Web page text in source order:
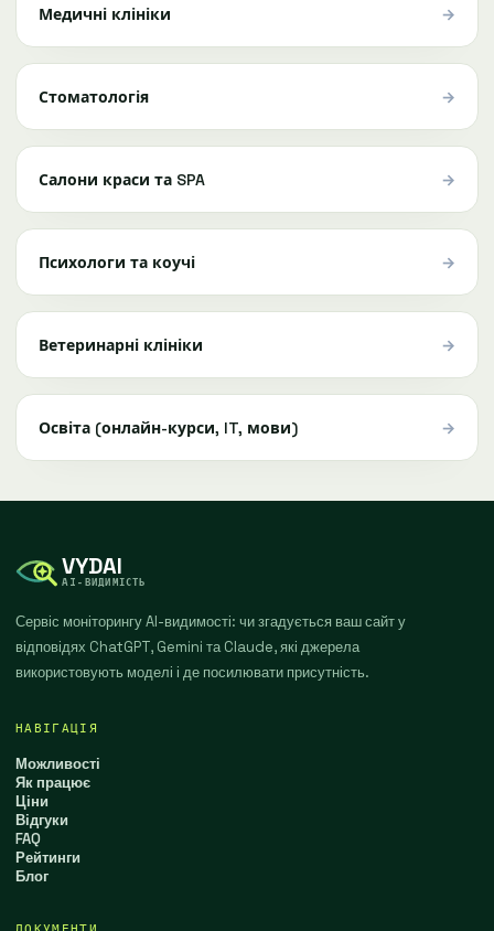
Медичні клініки →
Стоматологія →
Салони краси та SPA →
Психологи та коучі →
Ветеринарні клініки →
Освіта (онлайн-курси, IT, мови) →
VYDAI
AI-ВИДИМІСТЬ
Сервіс моніторингу AI-видимості: чи згадується ваш сайт у
відповідях ChatGPT, Gemini та Claude, які джерела
використовують моделі і де посилювати присутність.
НАВІГАЦІЯ
Можливості
Як працює
Ціни
Відгуки
FAQ
Рейтинги
Блог